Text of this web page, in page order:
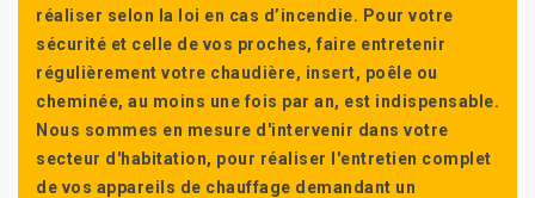
réaliser selon la loi en cas d’incendie. Pour votre
sécurité et celle de vos proches, faire entretenir
régulièrement votre chaudière, insert, poêle ou
cheminée, au moins une fois par an, est indispensable.
Nous sommes en mesure d'intervenir dans votre
secteur d'habitation, pour réaliser l'entretien complet
de vos appareils de chauffage demandant un